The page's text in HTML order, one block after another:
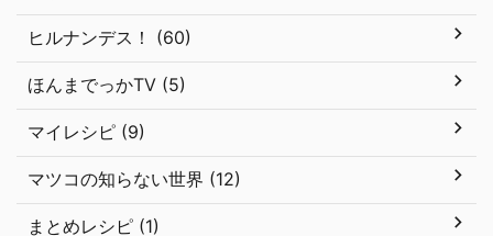
ヒルナンデス！ (60)
ほんまでっかTV (5)
マイレシピ (9)
マツコの知らない世界 (12)
まとめレシピ (1)